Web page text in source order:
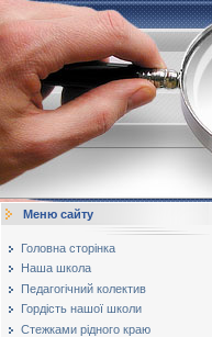
Меню сайту
Головна сторінка
Наша школа
Педагогічний колектив
Гордість нашої школи
Стежками рідного краю